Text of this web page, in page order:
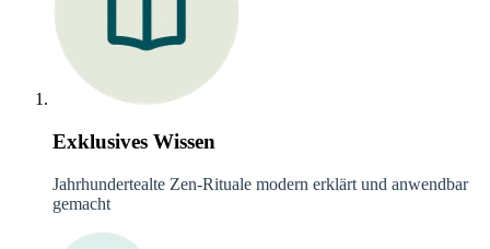
Exklusives Wissen
Jahrhundertealte Zen-Rituale modern erklärt und anwendbar
gemacht